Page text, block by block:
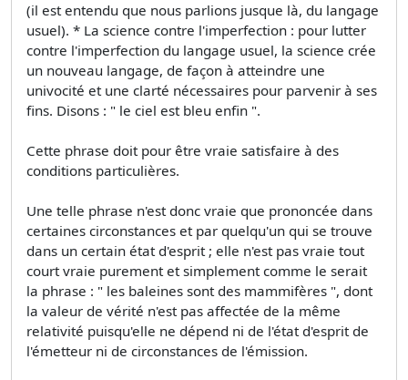
(il est entendu que nous parlions jusque là, du langage
usuel). * La science contre l'imperfection : pour lutter
contre l'imperfection du langage usuel, la science crée
un nouveau langage, de façon à atteindre une
univocité et une clarté nécessaires pour parvenir à ses
fins. Disons : " le ciel est bleu enfin ".
Cette phrase doit pour être vraie satisfaire à des
conditions particulières.
Une telle phrase n'est donc vraie que prononcée dans
certaines circonstances et par quelqu'un qui se trouve
dans un certain état d'esprit ; elle n'est pas vraie tout
court vraie purement et simplement comme le serait
la phrase : " les baleines sont des mammifères ", dont
la valeur de vérité n'est pas affectée de la même
relativité puisqu'elle ne dépend ni de l'état d'esprit de
l'émetteur ni de circonstances de l'émission.